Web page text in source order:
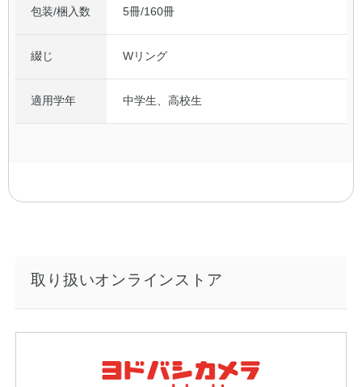
包装/梱入数 5冊/160冊
綴じ Wリング
適用学年 中学生、高校生
取り扱いオンラインストア